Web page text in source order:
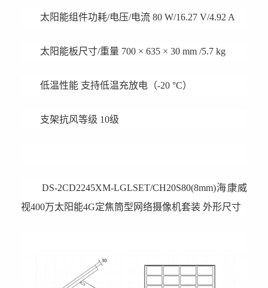
太阳能组件功耗/电压/电流 80 W/16.27 V/4.92 A
太阳能板尺寸/重量 700 × 635 × 30 mm /5.7 kg
低温性能 支持低温充放电（-20 °C）
支架抗风等级 10级
DS-2CD2245XM-LGLSET/CH20S80(8mm)海康威
视400万太阳能4G定焦筒型网络摄像机套装 外形尺寸